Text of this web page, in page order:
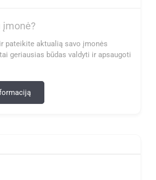
įmonė?
pateikite aktualią savo įmonės
geriausias būdas valdyti ir apsaugoti